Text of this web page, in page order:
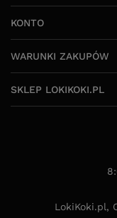
KONTO
WARUNKI ZAKUPÓW
SKLEP LOKIKOKI.PL
LokiKoki.pl,